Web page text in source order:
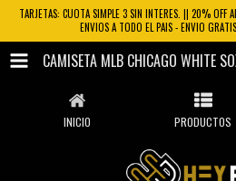
TARJETAS: CUOTA SIMPLE 3 SIN INTERES. || 20% OFF
ENVIOS A TODO EL PAIS - ENVIO
INICIO PRODUCTOS